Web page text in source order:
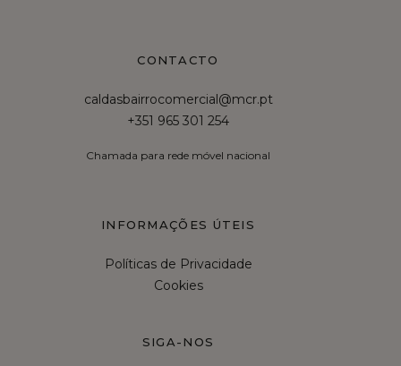
CONTACTO
caldasbairrocomercial@mcr.pt
+351 965 301 254
Chamada para rede móvel nacional
INFORMAÇÕES ÚTEIS
Políticas de Privacidade
Cookies
SIGA-NOS